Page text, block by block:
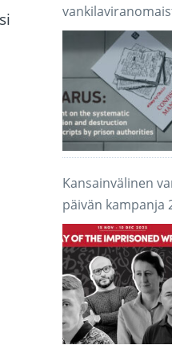
takavarikoinnista
Kansainvälinen
päivän kampanja